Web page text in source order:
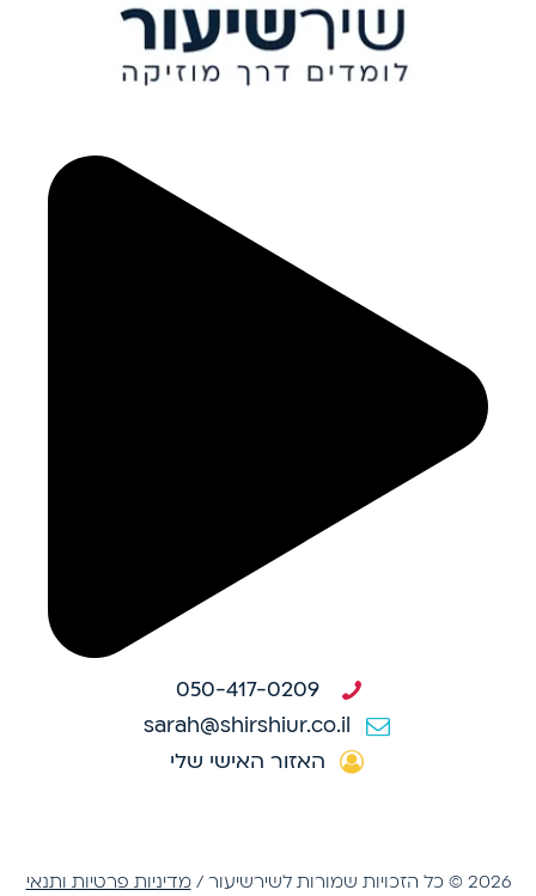
050-417-0209
sarah@shirshiur.co.il
האזור האישי שלי
2026 © כל הזכויות שמורות לשירשיעור / מדיניות פרטיות ותנאי